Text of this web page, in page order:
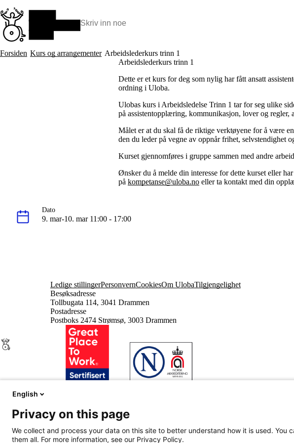
til
hovedinnhold
Søk:
Hva vi gjør
BPA – Borgerstyrt personlig assistanse
Kampsaker
Skansgård-
Medlemsrådet
Bente Skansgårds
Forsiden Kurs og arrangementer Arbeidslederkurs trinn 1
Arbeidslederkurs trinn 1
Dette er et kurs for deg som nylig har fått ansatt
ordning i Uloba.
Ulobas kurs i Arbeidsledelse Trinn 1 tar for seg ulike
på assistentopplæring, kommunikasjon, lover og regler,
Målet er at du skal få de riktige verktøyene for å være
den du leder på vegne av oppnår frihet, selvstendighet
Kurset gjennomføres i gruppe sammen med andre
Ønsker du å melde din interesse for dette kurset eller
på kompetanse@uloba.no eller ta kontakt med din
Dato
9. mar-10. mar 11:00 - 17:00
Ledige stillingerPersonvernCookiesOm UlobaTilgjengelighet
Besøksadresse
Tollbugata 114, 3041 Drammen
Postadresse
Postboks 2474 Strømsø, 3003 Drammen
English
Privacy on this page
We collect and process your data on this site to better understand how it is used.
them all. For more information, see our Privacy Policy.